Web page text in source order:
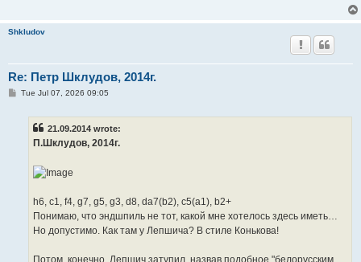
Shkludov
Re: Петр Шклудов, 2014г.
PTue Jul 07, 2026 09:05
21.09.2014 wrote:
П.Шклудов, 2014г.
h6, c1, f4, g7, g5, g3, d8, da7(b2), c5(a1), b2+
Понимаю, что эндшпиль не тот, какой мне хотелось здесь иметь…
Но допустимо. Как там у Лепшича? В стиле Конькова!
Потом, конечно, Лепшич затупил, назвав подобное "белорусским